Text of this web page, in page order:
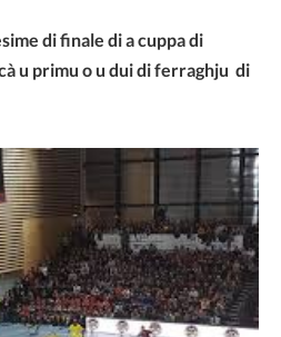
di finale di a cuppa di
u primu o u dui di ferraghju di